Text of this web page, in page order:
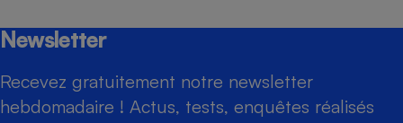
Newsletter
Recevez gratuitement notre newsletter
hebdomadaire ! Actus, tests, enquêtes réalisés